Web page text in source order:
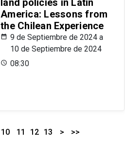
land policies in Latin
America: Lessons from
the Chilean Experience
9 de Septiembre de 2024 a
10 de Septiembre de 2024
08:30
10 11 12 13 > >>